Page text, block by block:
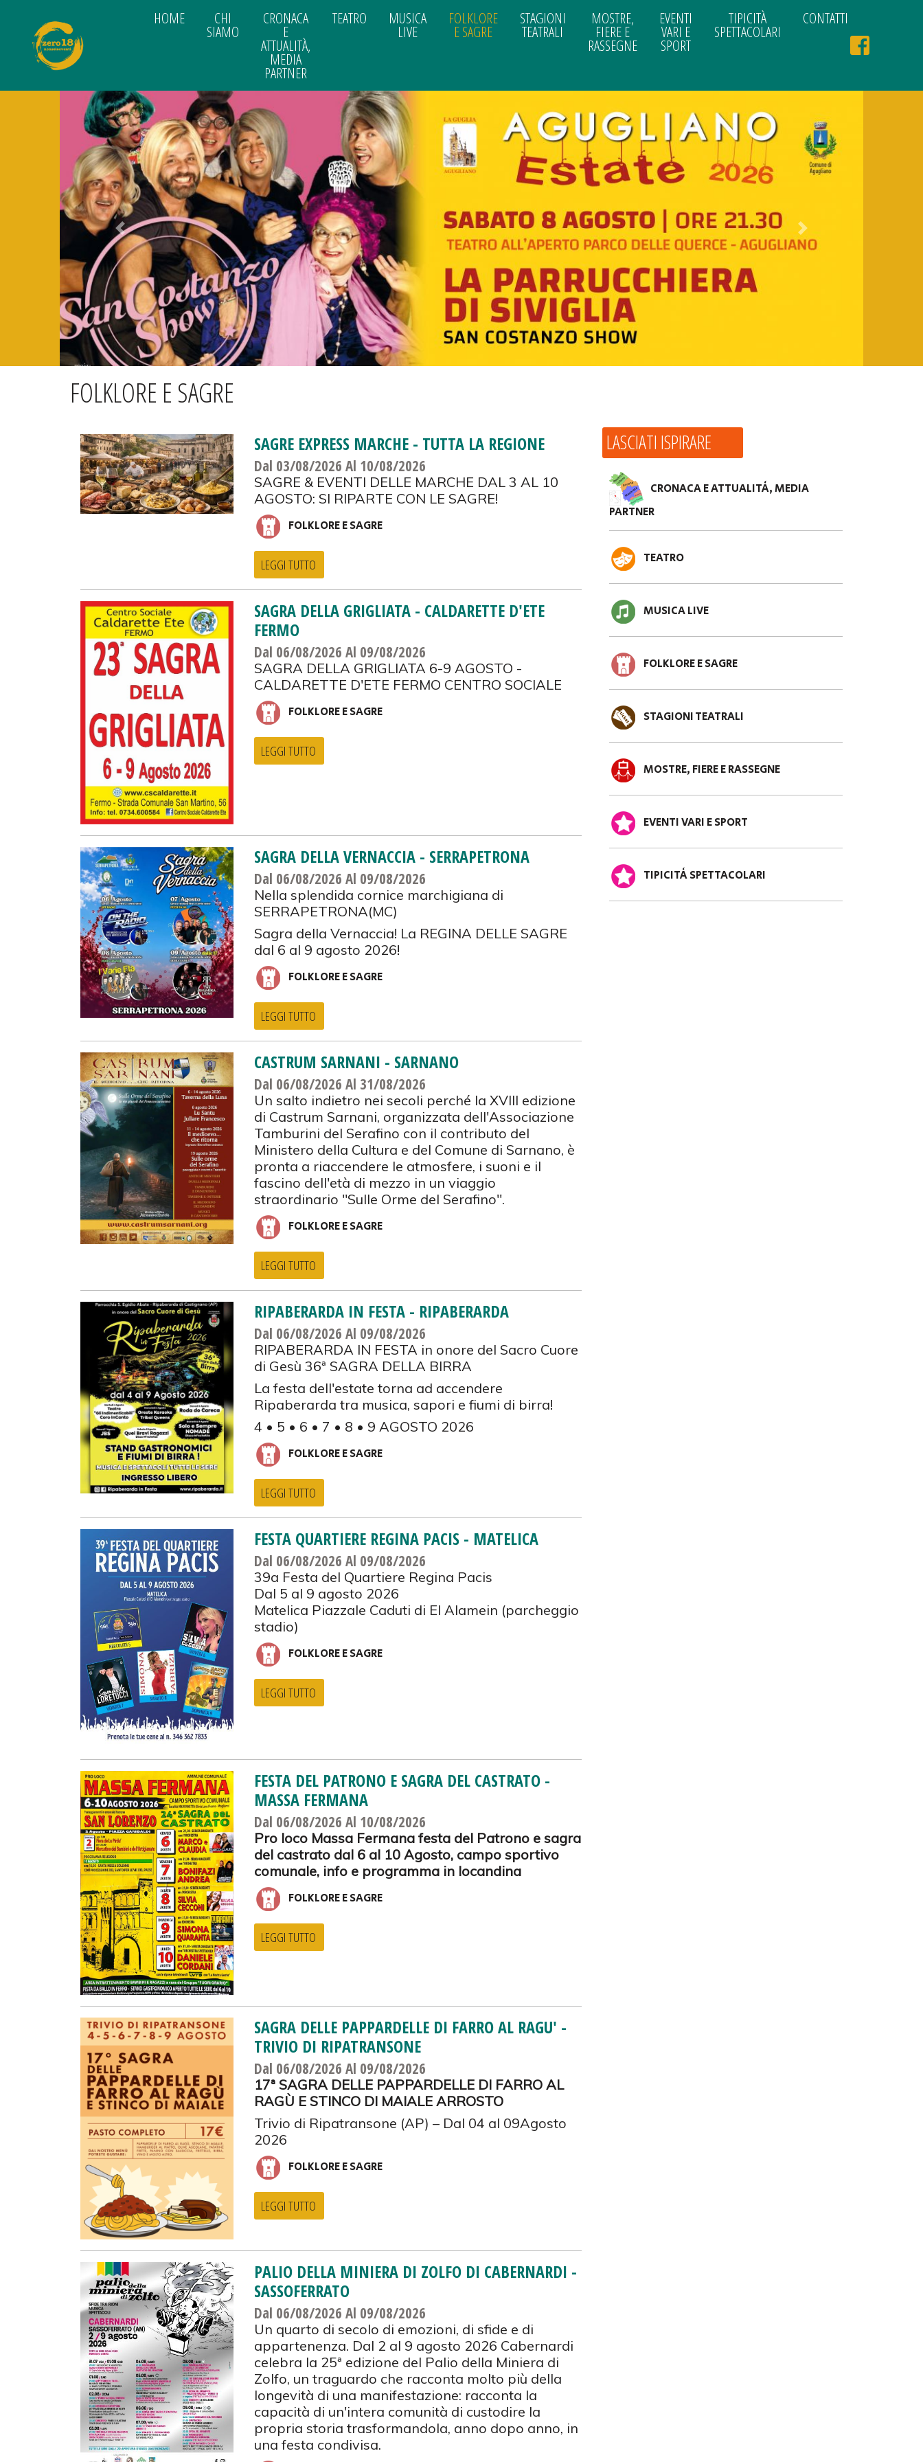
HOME CHI
SIAMO
CRONACA
E
ATTUALITÀ,
MEDIA
PARTNER
TEATRO MUSICA
LIVE
FOLKLORE
E SAGRE
STAGIONI
TEATRALI
MOSTRE,
FIERE E
RASSEGNE
EVENTI
VARI E
SPORT
TIPICITÀ
SPETTACOLARI
CONTATTI
Previous Next
FOLKLORE E SAGRE
SAGRE EXPRESS MARCHE - TUTTA LA REGIONE
Dal 03/08/2026Al 10/08/2026
SAGRE & EVENTI DELLE MARCHE DAL 3 AL 10
AGOSTO: SI RIPARTE CON LE SAGRE!
FOLKLORE E SAGRE
LEGGI TUTTO
SAGRA DELLA GRIGLIATA - CALDARETTE D'ETE
FERMO
Dal 06/08/2026Al 09/08/2026
SAGRA DELLA GRIGLIATA 6-9 AGOSTO -
CALDARETTE D'ETE FERMO CENTRO SOCIALE
FOLKLORE E SAGRE
LEGGI TUTTO
SAGRA DELLA VERNACCIA - SERRAPETRONA
Dal 06/08/2026Al 09/08/2026
Nella splendida cornice marchigiana di
SERRAPETRONA(MC)
Sagra della Vernaccia! La REGINA DELLE SAGRE
dal 6 al 9 agosto 2026!
FOLKLORE E SAGRE
LEGGI TUTTO
CASTRUM SARNANI - SARNANO
Dal 06/08/2026Al 31/08/2026
Un salto indietro nei secoli perché la XVIII edizione
di Castrum Sarnani, organizzata dell'Associazione
Tamburini del Serafino con il contributo del
Ministero della Cultura e del Comune di Sarnano, è
pronta a riaccendere le atmosfere, i suoni e il
fascino dell'età di mezzo in un viaggio
straordinario "Sulle Orme del Serafino".
FOLKLORE E SAGRE
LEGGI TUTTO
RIPABERARDA IN FESTA - RIPABERARDA
Dal 06/08/2026Al 09/08/2026
RIPABERARDA IN FESTA in onore del Sacro Cuore
di Gesù 36ª SAGRA DELLA BIRRA
La festa dell'estate torna ad accendere
Ripaberarda tra musica, sapori e fiumi di birra!
4 • 5 • 6 • 7 • 8 • 9 AGOSTO 2026
FOLKLORE E SAGRE
LEGGI TUTTO
FESTA QUARTIERE REGINA PACIS - MATELICA
Dal 06/08/2026Al 09/08/2026
39a Festa del Quartiere Regina Pacis
Dal 5 al 9 agosto 2026
Matelica Piazzale Caduti di El Alamein (parcheggio
stadio)
FOLKLORE E SAGRE
LEGGI TUTTO
FESTA DEL PATRONO E SAGRA DEL CASTRATO -
MASSA FERMANA
Dal 06/08/2026Al 10/08/2026
Pro loco Massa Fermana festa del Patrono e sagra
del castrato dal 6 al 10 Agosto, campo sportivo
comunale, info e programma in locandina
FOLKLORE E SAGRE
LEGGI TUTTO
SAGRA DELLE PAPPARDELLE DI FARRO AL RAGU' -
TRIVIO DI RIPATRANSONE
Dal 06/08/2026Al 09/08/2026
17ª SAGRA DELLE PAPPARDELLE DI FARRO AL
RAGÙ E STINCO DI MAIALE ARROSTO
Trivio di Ripatransone (AP) – Dal 04 al 09Agosto
2026
FOLKLORE E SAGRE
LEGGI TUTTO
PALIO DELLA MINIERA DI ZOLFO DI CABERNARDI -
SASSOFERRATO
Dal 06/08/2026Al 09/08/2026
Un quarto di secolo di emozioni, di sfide e di
appartenenza. Dal 2 al 9 agosto 2026 Cabernardi
celebra la 25ª edizione del Palio della Miniera di
Zolfo, un traguardo che racconta molto più della
longevità di una manifestazione: racconta la
capacità di un'intera comunità di custodire la
propria storia trasformandola, anno dopo anno, in
una festa condivisa.
LASCIATI ISPIRARE
CRONACA E ATTUALITÀ, MEDIA
PARTNER
TEATRO
MUSICA LIVE
FOLKLORE E SAGRE
STAGIONI TEATRALI
MOSTRE, FIERE E RASSEGNE
EVENTI VARI E SPORT
TIPICITÀ SPETTACOLARI